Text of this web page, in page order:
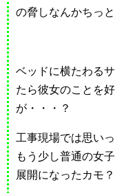
の脅しなんかちっ
ベッドに横たわる
たら彼女のことを
が・・・？
工事現場では思い
もう少し普通の女
展開になったカモ